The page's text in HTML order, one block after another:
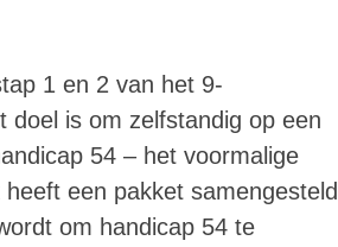
1 en 2 van het 9-
doel is om zelfstandig op een
54 – het voormalige
een pakket samengesteld
om handicap 54 te